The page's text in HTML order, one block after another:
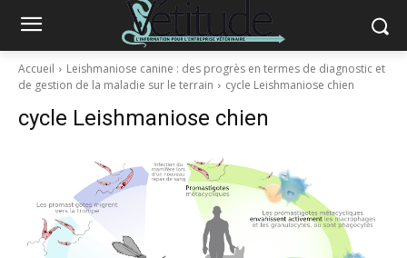
Accueil
Leishmaniose canine : des progrès en termes de diagnostic et
de gestion de la maladie sur le terrain
cycle Leishmaniose chien
cycle Leishmaniose chien